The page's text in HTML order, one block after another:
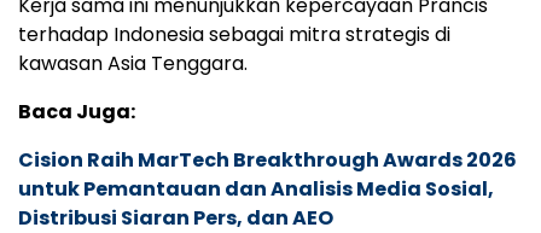
terhadap Indonesia sebagai mitra strategis di
kawasan Asia Tenggara.
Baca Juga:
Cision Raih MarTech Breakthrough Awards 2026
untuk Pemantauan dan Analisis Media Sosial,
Distribusi Siaran Pers, dan AEO